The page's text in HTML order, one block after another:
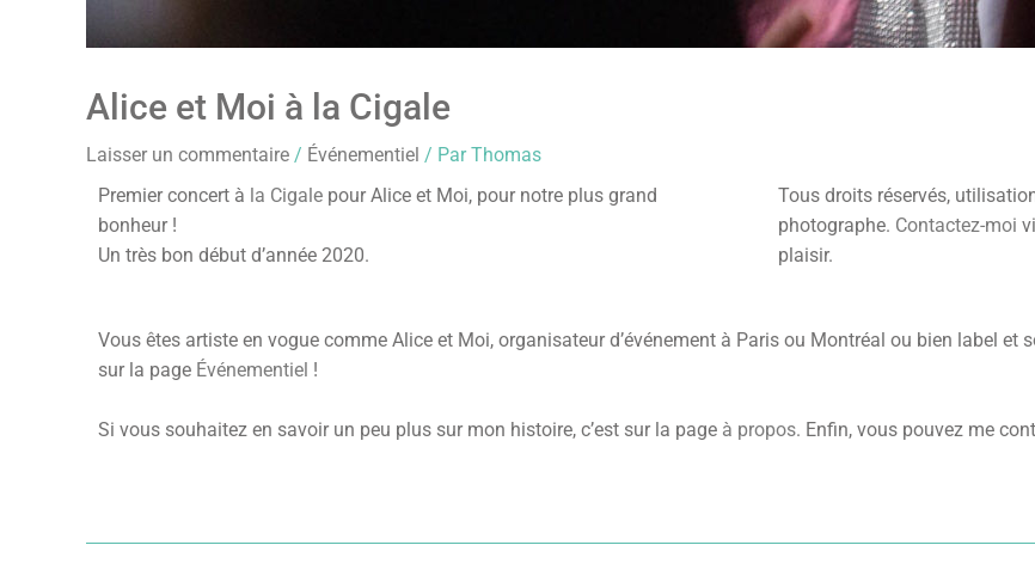
Alice et Moi à la Cigale
Laisser un commentaire / Événementiel / ParThomas
Premier concert à la Cigale pour Alice et Moi, pour notre plus grand
bonheur !
Un très bon début d’année 2020.
Tous droits réservés,
photographe. Contactez-moi
plaisir.
Vous êtes artiste en vogue comme Alice et Moi, organisateur d’événement à Paris ou Montréal ou bien label
sur la page Événementiel !
Si vous souhaitez en savoir un peu plus sur mon histoire, c’est sur la page à propos. Enfin, vous pouvez me